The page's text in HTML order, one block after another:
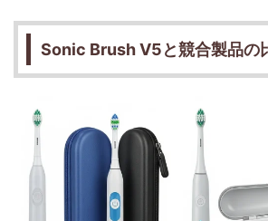
Sonic Brush V5と競合製品の